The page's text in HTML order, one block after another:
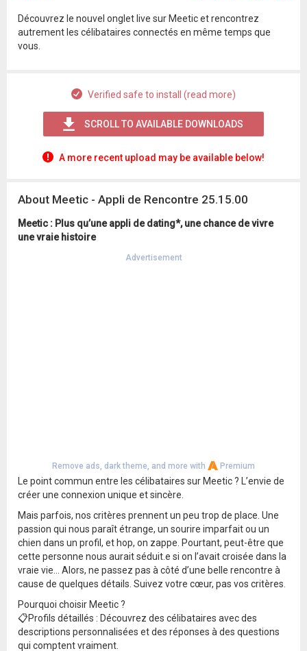
Découvrez le nouvel onglet live sur Meetic et rencontrez
autrement les célibataires connectés en même temps que
vous.
Verified safe to install (read more)
SCROLL TO AVAILABLE DOWNLOADS
A more recent upload may be available below!
About Meetic - Appli de Rencontre 25.15.00
Meetic : Plus qu’une appli de dating*, une chance de vivre
une vraie histoire
Advertisement
Remove ads, dark theme, and more with Premium
Le point commun entre les célibataires sur Meetic ? L’envie de
créer une connexion unique et sincère.
Mais parfois, nos critères prennent un peu trop de place. Une
passion qui nous paraît étrange, un sourire imparfait ou un
chien dans un profil, et hop, on zappe. Pourtant, peut-être que
cette personne nous aurait séduit.e si on l’avait croisée dans la
vraie vie… Alors, ne passez pas à côté d’une belle rencontre à
cause de quelques détails. Suivez votre cœur, pas vos critères.
Pourquoi choisir Meetic ?
📋Profils détaillés : Découvrez des célibataires avec des
descriptions personnalisées et des réponses à des questions
qui comptent vraiment.